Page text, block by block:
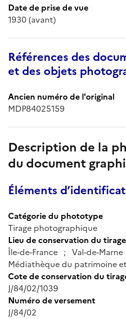
Date de prise de vue
1930 (avant)
Références des
et des objets
Ancien numéro de l'original
MDP84025159
Description de la
du document
Éléments
Catégorie du phototype
Tirage photographique
Lieu de conservation du tirage
Île-de-France ; Val-de-
Médiathèque du patrimoine
Cote de conservation du
J/84/02/1039
Numéro de versement
J/84/02